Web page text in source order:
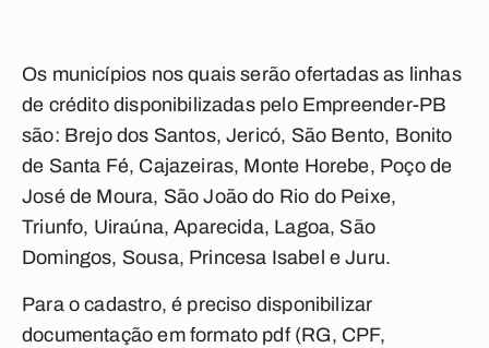
Os municípios nos quais serão ofertadas as linhas
de crédito disponibilizadas pelo Empreender-PB
são: Brejo dos Santos, Jericó, São Bento, Bonito
de Santa Fé, Cajazeiras, Monte Horebe, Poço de
José de Moura, São João do Rio do Peixe,
Triunfo, Uiraúna, Aparecida, Lagoa, São
Domingos, Sousa, Princesa Isabel e Juru.
Para o cadastro, é preciso disponibilizar
documentação em formato pdf (RG, CPF,